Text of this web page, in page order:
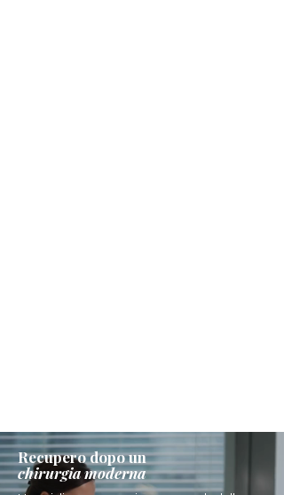
Recupero dopo un
chirurgia moderna